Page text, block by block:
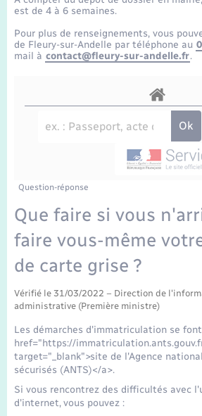
Etat-civil - Papiers -
Mariage – PACS
Recensement
Loisirs
Organisation d’événement
Sécurité - Prévention
Transports
Transports scolaires
Voirie et espace public
Travaux - Autorisation
public
Compétences
Présentation de la commune
La Communauté de communes
est de 4 à 6 semaines.
Pour plus de renseignements, vous
de Fleury-sur-Andelle par téléphone au
mail à contact@fleury-sur-andelle.fr.
Question-réponse
Que faire si vous
faire vous-même
de carte grise ?
Vérifié le 31/03/2022 – Direction de
administrative (Première ministre)
Les démarches d'immatriculation se
href="https://
target="_blank">site de l'Agence
sécurisés (ANTS)</a>.
Si vous rencontrez des difficultés avec
d'internet, vous pouvez :